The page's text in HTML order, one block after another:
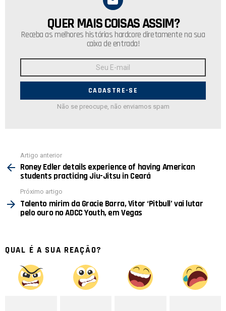
NEWSLETTER
QUER MAIS COISAS ASSIM?
Receba as melhores histórias hardcore diretamente na sua
caixa de entrada!
Endereço
E-
Não se preocupe, não enviamos spam
mais
Artigo anterior
Roney Edler details experience of having American
students practicing Jiu-Jitsu in Ceará
Próximo artigo
Talento mirim da Gracie Barra, Vitor ‘Pitbull’ vai lutar
pelo ouro no ADCC Youth, em Vegas
QUAL É A SUA REAÇÃO?